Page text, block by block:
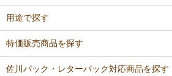
用途で探す
特価販売商品を探す
佐川パック・レターパック対応商品を探す